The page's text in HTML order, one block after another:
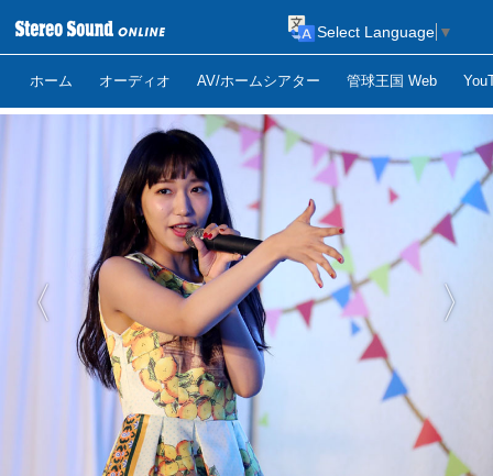
ホーム オーディオ AV/ホームシアター 管球王国 Web
Select Language ▼